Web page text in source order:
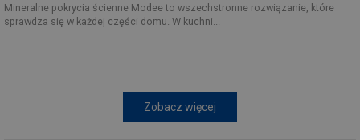
Mineralne pokrycia ścienne Modee to wszechstronne rozwiązanie, które
sprawdza się w każdej części domu. W kuchni...
Zobacz więcej